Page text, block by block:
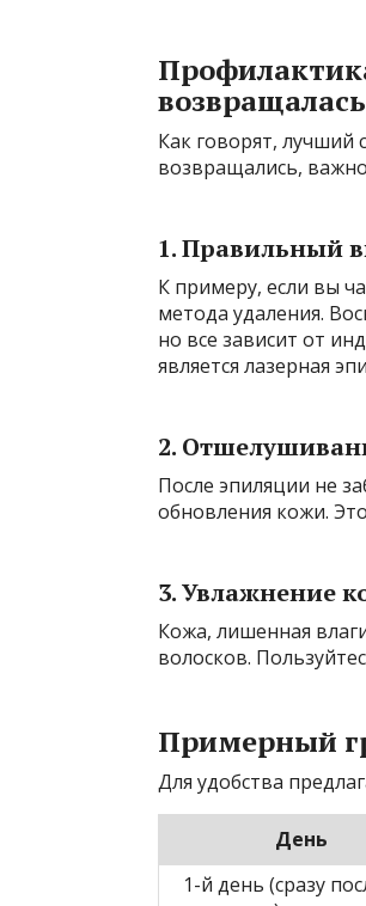
возвращалась
Как говорят, лучший
возвращались,
1. Правильный
К примеру, если вы
метода удаления.
но все зависит от
является лазерная
2.
После эпиляции не
обновления кожи.
3. Увлажнение
Кожа, лишенная
волосков.
Примерный
Для удобства
День
1-й день (сразу